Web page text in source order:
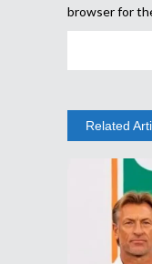
browser for
Related